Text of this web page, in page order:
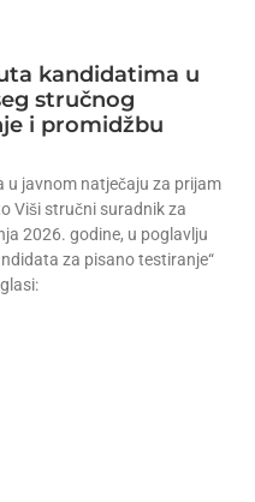
kandidatima u
stručnog
i promidžbu
u javnom natječaju za prijam
Viši stručni suradnik za
2026. godine, u poglavlju
za pisano testiranje“